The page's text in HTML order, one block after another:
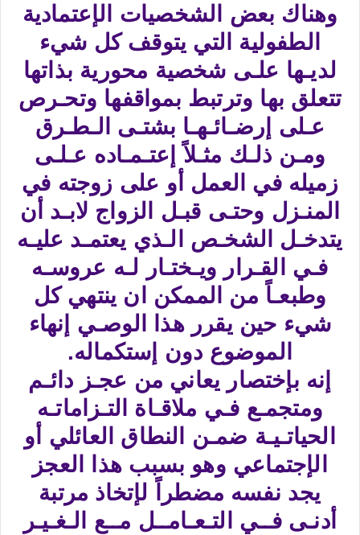
وهناك بعض الشخصيات الإعتمادية
الطفولية التي يتوقف كل شيء
لديـها علـى شخصية محورية بذاتها
تتعلق بها وترتبط بمواقفها وتحـرص
عـلى إرضـائـهـا بشتـى الـطـرق
ومـن ذلـك مثـلاً إعتـمـاده عـلـى
زميله في العمل أو على زوجته في
المنـزل وحتـى قبـل الزواج لابـد أن
يتدخـل الشخـص الـذي يعتمـد عليـه
فـي القـرار ويـختـار لـه عروسـه
وطبعـاً من الممكن ان ينتهي كل
شيء حين يقرر هذا الوصـي إنهاء
الموضوع دون إستكماله.
إنه بإختصار يعاني من عجـز دائـم
ومتجمـع فـي ملاقـاة التـزاماتـه
الحياتـيـة ضمـن النطاق العائلي أو
الإجتماعي وهو بسبب هذا العجز
يجد نفسه مضطراً لإتخاذ مرتبة
أدنـى فــي التـعـامــل مــع الـغـيـر